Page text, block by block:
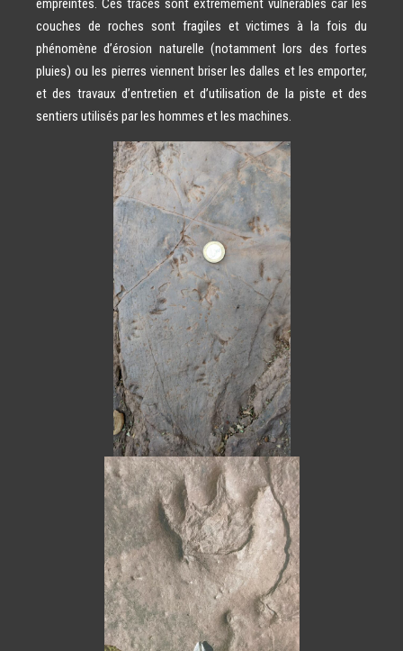
empreintes. Ces traces sont extrêmement vulnérables car les
couches de roches sont fragiles et victimes à la fois du
phénomène d’érosion naturelle (notamment lors des fortes
pluies) ou les pierres viennent briser les dalles et les emporter,
et des travaux d’entretien et d’utilisation de la piste et des
sentiers utilisés par les hommes et les machines.